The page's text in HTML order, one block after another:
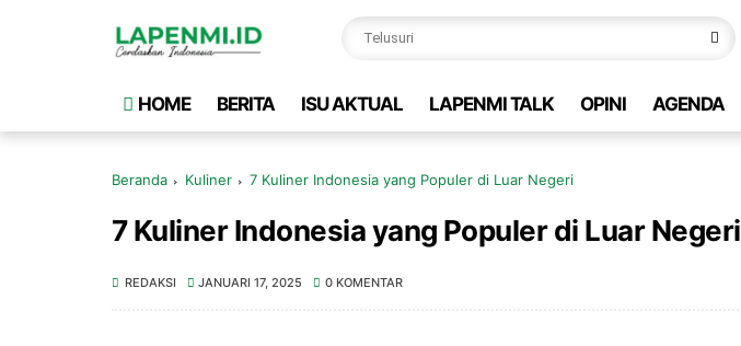
HOME BERITA ISU AKTUAL LAPENMI TALK OPINI AGENDA
Beranda Kuliner 7 Kuliner Indonesia yang Populer di Luar Negeri
7 Kuliner Indonesia yang Populer di Luar Negeri
REDAKSI JANUARI 17, 2025 0 KOMENTAR